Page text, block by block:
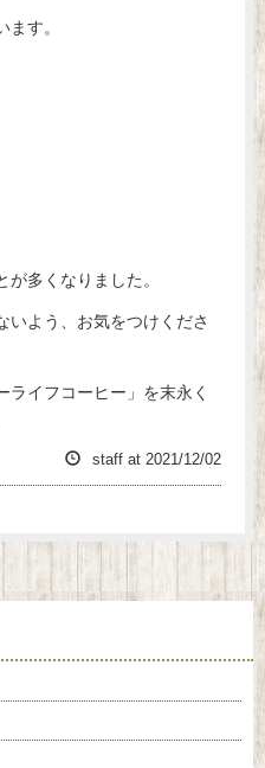
す。
多くなりました。
いよう、お気をつけくださ
イフコーヒー」を末永く
staff at 2021/12/02